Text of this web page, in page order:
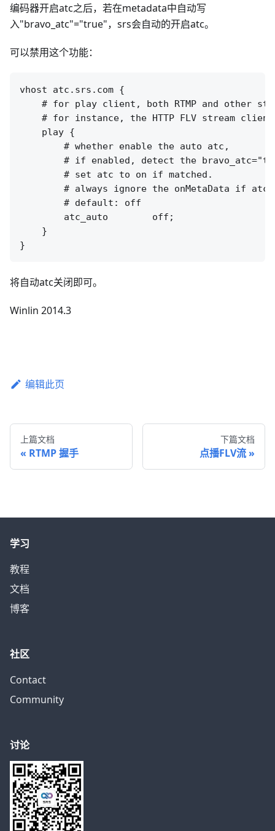
编码器开启atc之后，若在metadata中自动写
入"bravo_atc"="true"，srs会自动的开启atc。
可以禁用这个功能：
vhost atc.srs.com {
# for play client, both RTMP and other
# for instance, the HTTP FLV stream
    play {
        # whether enable the auto atc,
# if enabled, detect the
        # set atc to on if matched.
# always ignore the onMetaData if
        # default: off
        atc_auto        off;
    }
将自动atc关闭即可。
Winlin 2014.3
编辑此页
上篇文档
RTMP 握手
下篇文档
点播FLV流
学习
教程
文档
博客
社区
Contact
Community
讨论